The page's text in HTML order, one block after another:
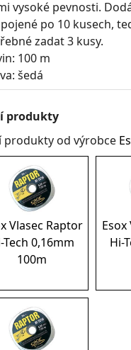
vysoké pevnosti.
po 10 kusech,
zadat 3 kusy.
100 m
šedá
produkty
produkty od výrobce
Vlasec Raptor
Tech 0,16mm
100m
Hi-